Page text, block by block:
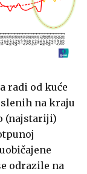
radi od kuće
na kraju
(najstariji)
odrazile na